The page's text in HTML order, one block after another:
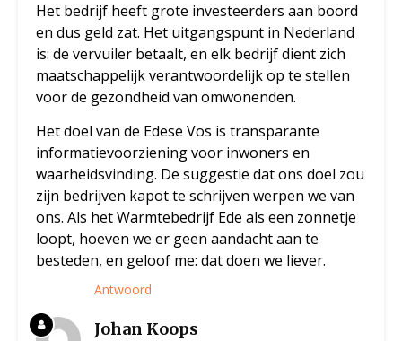
Het bedrijf heeft grote investeerders aan boord
en dus geld zat. Het uitgangspunt in Nederland
is: de vervuiler betaalt, en elk bedrijf dient zich
maatschappelijk verantwoordelijk op te stellen
voor de gezondheid van omwonenden.
Het doel van de Edese Vos is transparante
informatievoorziening voor inwoners en
waarheidsvinding. De suggestie dat ons doel zou
zijn bedrijven kapot te schrijven werpen we van
ons. Als het Warmtebedrijf Ede als een zonnetje
loopt, hoeven we er geen aandacht aan te
besteden, en geloof me: dat doen we liever.
Antwoord
Johan Koops